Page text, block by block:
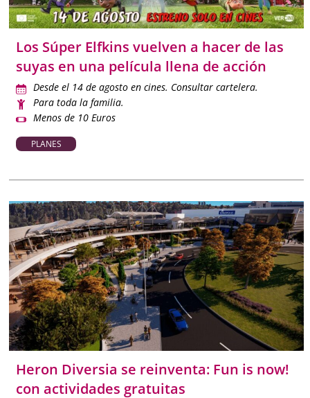
Los Súper Elfkins vuelven a hacer de las
suyas en una película llena de acción
Desde el 14 de agosto en cines. Consultar cartelera.
Para toda la familia.
Menos de 10 Euros
PLANES
Heron Diversia se reinventa: Fun is now!
con actividades gratuitas